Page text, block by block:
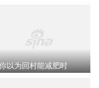
以为回村能减肥时